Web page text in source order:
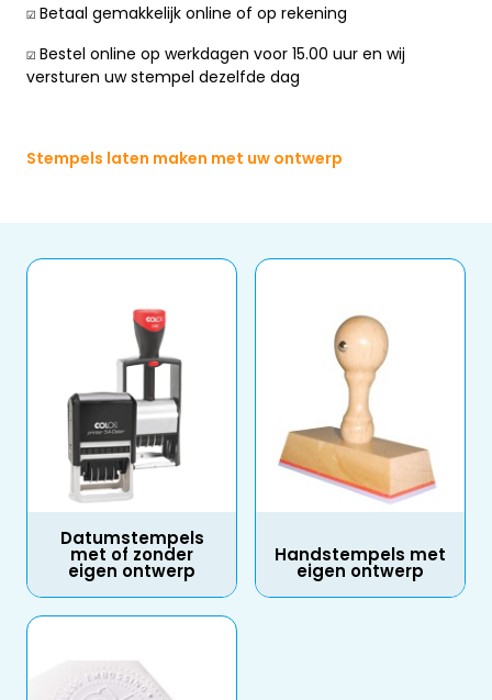
☑️ Betaal gemakkelijk online of op rekening
☑️ Bestel online op werkdagen voor 15.00 uur en wij
versturen uw stempel dezelfde dag
Stempels laten maken met uw ontwerp
Datumstempels
met of zonder
eigen ontwerp
Handstempels met
eigen ontwerp